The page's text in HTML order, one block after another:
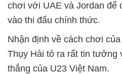
chơi với UAE và Jordan
vào thi đấu chính thức.
Nhận định về cách chơi
Thụy Hải tỏ ra rất tin tưởng
thắng của U23 Việt Nam.